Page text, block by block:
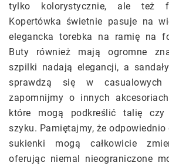
tylko kolorystycznie, ale też
Kopertówka świetnie pasuje na
elegancka torebka na ramię na
Buty również mają ogromne
szpilki nadają elegancji, a
sprawdzą się w casualowych
zapomnijmy o innych
które mogą podkreślić talię czy
szyku. Pamiętajmy, że
sukienki mogą całkowicie
oferując niemal nieograniczone